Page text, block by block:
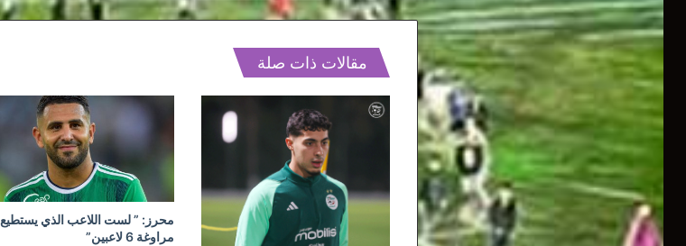
مقالات ذات صلة
محرز: ” لست اللاعب الذي يستطيع
مراوغة 6 لاعبين”